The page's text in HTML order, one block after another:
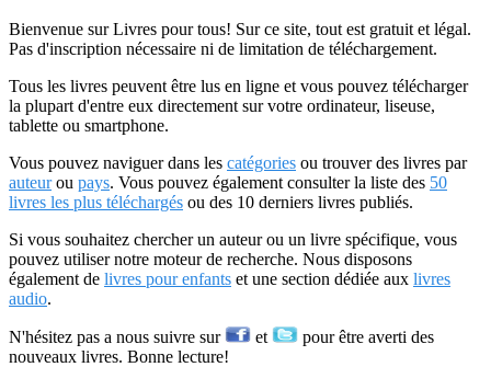
Bienvenue sur Livres pour tous! Sur ce site, tout est gratuit et légal.
Pas d'inscription nécessaire ni de limitation de téléchargement.
Tous les livres peuvent être lus en ligne et vous pouvez télécharger
la plupart d'entre eux directement sur votre ordinateur, liseuse,
tablette ou smartphone.
Vous pouvez naviguer dans les catégories ou trouver des livres par
auteurou pays. Vous pouvez également consulter la liste des 50
livres les plus téléchargés ou des 10 derniers livres publiés.
Si vous souhaitez chercher un auteur ou un livre spécifique, vous
pouvez utiliser notre moteur de recherche. Nous disposons
également de livres pour enfants et une section dédiée aux livres
audio.
N'hésitez pas a nous suivre sur et
pour être averti des
nouveaux livres. Bonne lecture!